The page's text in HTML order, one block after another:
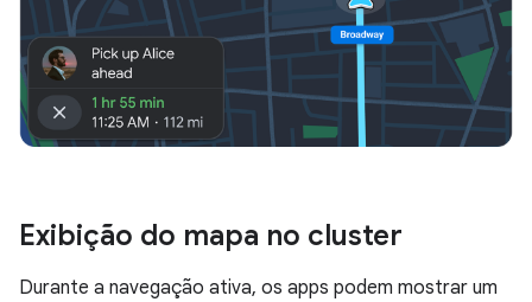
Exibição do mapa no cluster
Durante a navegação ativa, os apps podem mostrar um